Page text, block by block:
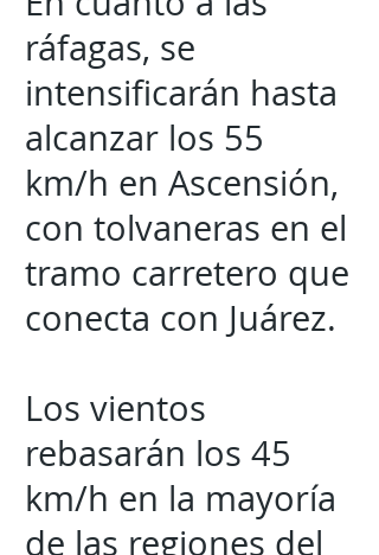
ráfagas, se
intensificarán hasta
alcanzar los 55
km/h en Ascensión,
con tolvaneras en el
tramo carretero que
conecta con Juárez.
Los vientos
rebasarán los 45
km/h en la mayoría
de las regiones del